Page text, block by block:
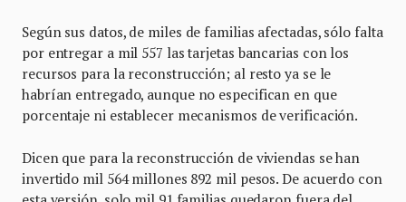
Según sus datos, de miles de familias afectadas, sólo falta
por entregar a mil 557 las tarjetas bancarias con los
recursos para la reconstrucción; al resto ya se le
habrían entregado, aunque no especifican en que
porcentaje ni establecer mecanismos de verificación.
Dicen que para la reconstrucción de viviendas se han
invertido mil 564 millones 892 mil pesos. De acuerdo con